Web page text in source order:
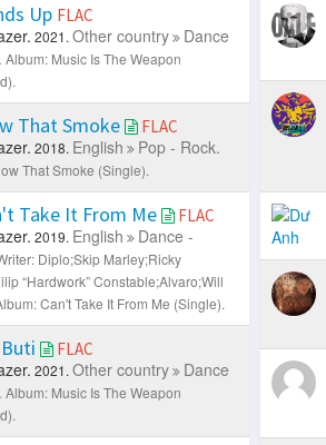
Up FLAC
2021. Other country
Dance
Album: Music Is The Weapon
That Smoke FLAC
2018. English Pop - Rock.
That Smoke (Single).
Take It From Me FLAC
2019. English
Dance -
Diplo;Skip Marley;Ricky
“Hardwork” Constable;Alvaro;Will
Can't Take It From Me (Single).
FLAC
2021. Other country
Dance
Album: Music Is The Weapon